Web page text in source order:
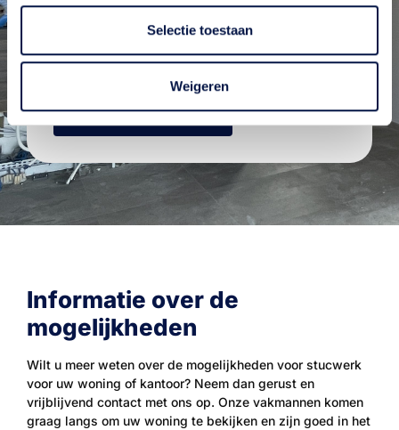
Selectie toestaan
Weigeren
uitgebreide informatie over ons bedrijf en ons
aanbod. Onze ervaren medewerkers staan klaar
verwelkomen je bij Schildersbedrijf De Groot
Neem contact op
Informatie over de
mogelijkheden
Wilt u meer weten over de mogelijkheden voor stucwerk
voor uw woning of kantoor? Neem dan gerust en
vrijblijvend contact met ons op. Onze vakmannen komen
graag langs om uw woning te bekijken en zijn goed in het